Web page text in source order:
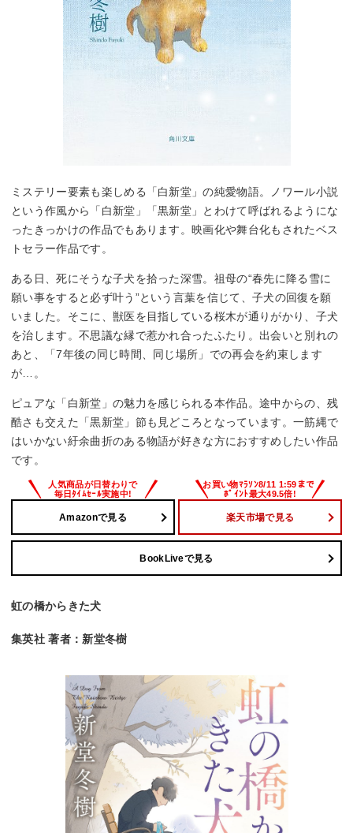
ミステリー要素も楽しめる「白新堂」の純愛物語。ノワール小説
という作風から「白新堂」「黒新堂」とわけて呼ばれるようにな
ったきっかけの作品でもあります。映画化や舞台化もされたベス
トセラー作品です。
ある日、死にそうな子犬を拾った深雪。祖母の“春先に降る雪に
願い事をすると必ず叶う”という言葉を信じて、子犬の回復を願
いました。そこに、獣医を目指している桜木が通りがかり、子犬
を治します。不思議な縁で惹かれ合ったふたり。出会いと別れの
あと、「7年後の同じ時間、同じ場所」での再会を約束します
が…。
ピュアな「白新堂」の魅力を感じられる本作品。途中からの、残
酷さも交えた「黒新堂」節も見どころとなっています。一筋縄で
はいかない紆余曲折のある物語が好きな方におすすめしたい作品
です。
Amazonで見る 楽天市場で見る
BookLiveで見る
虹の橋からきた犬
集英社 著者：新堂冬樹